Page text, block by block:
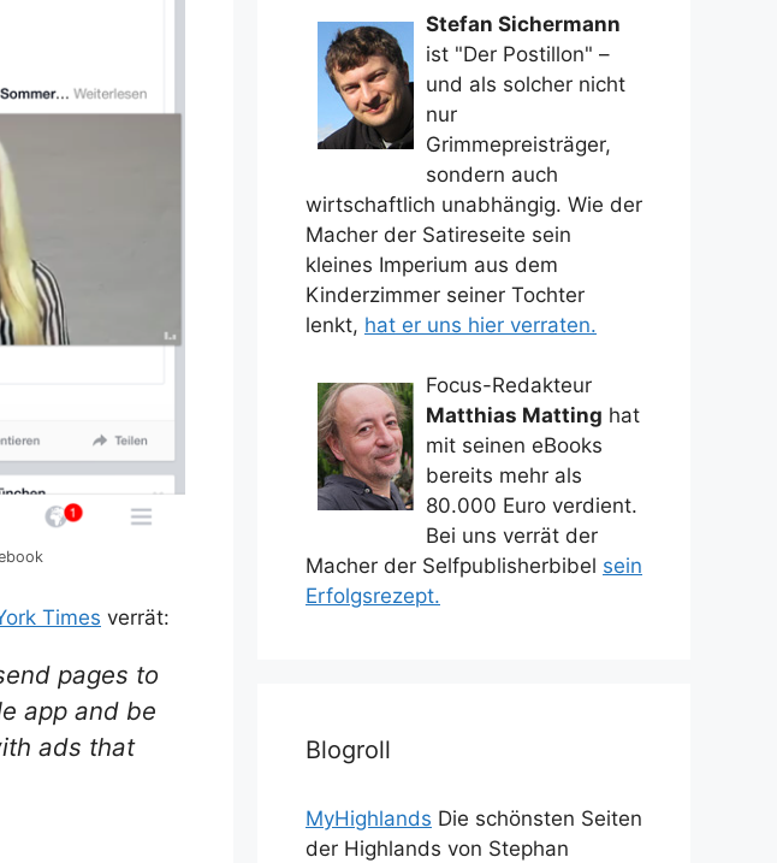
Times verrät:
pages to
app and be
ads that
Stefan Sichermann
ist "Der Postillon" –
und als solcher nicht
nur
Grimmepreisträger,
sondern auch
wirtschaftlich unabhängig. Wie der
Macher der Satireseite sein
kleines Imperium aus dem
Kinderzimmer seiner Tochter
lenkt, hat er uns hier verraten.
Focus-Redakteur
Matthias Matting hat
mit seinen eBooks
bereits mehr als
80.000 Euro verdient.
Bei uns verrät der
Macher der Selfpublisherbibel sein
Erfolgsrezept.
Blogroll
MyHighlands Die schönsten Seiten
der Highlands von Stephan